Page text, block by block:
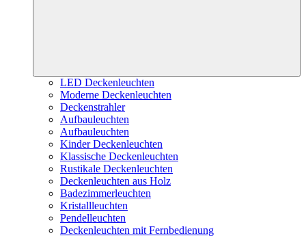
LED Deckenleuchten
Moderne Deckenleuchten
Deckenstrahler
Aufbauleuchten
Aufbauleuchten
Kinder Deckenleuchten
Klassische Deckenleuchten
Rustikale Deckenleuchten
Deckenleuchten aus Holz
Badezimmerleuchten
Kristallleuchten
Pendelleuchten
Deckenleuchten mit Fernbedienung